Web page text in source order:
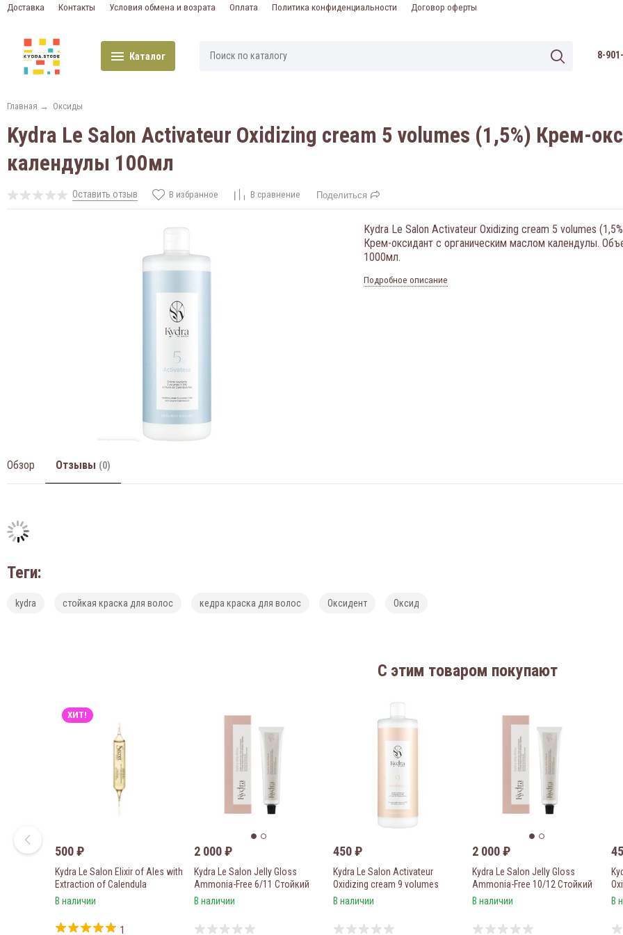
Доставка Контакты Условия обмена и возрата Оплата Политика конфиденциальности Договор оферты
Каталог 8-
Главная → Оксиды
Kydra Le Salon Activateur Oxidizing cream 5 volumes (1,5%) Крем-
календулы 100мл
Оставить отзыв В избранное В сравнение Поделиться
Kydra Le Salon Activateur Oxidizing cream 5 volumes
Крем-оксидант с органическим маслом календулы.
1000мл.
Подробное описание
Обзор Отзывы (0)
Теги:
kydra стойкая краска для волос кедра краска для волос Оксидент Оксид
C этим товаром покупают
ХИТ!
500₽
Kydra Le Salon Elixir of Ales with
Extraction of Calendula
Интенсивный эликсир-уход с
увлажнения волос 10мл.
В наличии
1
2 000₽
Kydra Le Salon Jelly Gloss
Ammonia-Free 6/11 Стойкий
Тонирующий Глосс-Гель без
В наличии
450₽
Kydra Le Salon Activateur
Oxidizing cream 9 volumes
(2,7%) Крем-оксидант с
календулы 100мл
В наличии
2 000₽
Kydra Le Salon Jelly Gloss
Ammonia-Free 10/12 Стойкий
Тонирующий Глосс-Гель без
В наличии В